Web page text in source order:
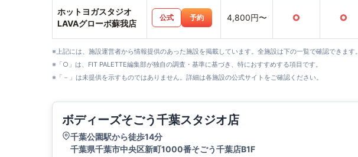
ホットヨガスタジオ
LAVAグローボ蘇我店
公式 予約 4,800円〜 ○ ○
※上記には、施設運営者から情報提供のあった施設を掲載しています。全施設は下の一覧で確認できます。
※「○」は、FIT PALETTE編集部が独自の調査・基準に基づき、特におすすめする項目です。
※「－」は未提供を示すものではありません。詳細は各施設の公式サイトをご確認ください。
ボディーズそごう千葉スタジオ店
千葉公園駅から徒歩14分
千葉県千葉市中央区新町1000番そごう千葉店B1F